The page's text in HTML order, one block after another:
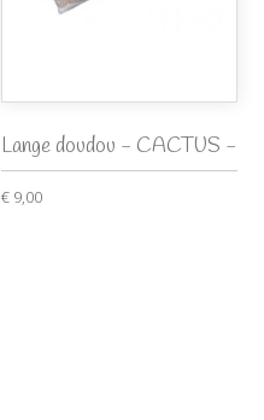
Lange doudou - CACTUS -
€ 9,00